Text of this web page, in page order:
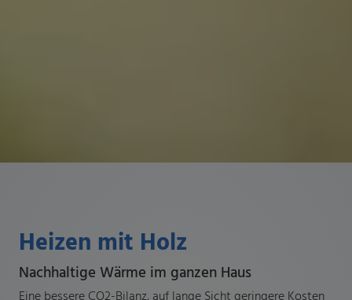
Heizen mit Holz
Nachhaltige Wärme im ganzen Haus
Eine bessere CO2-Bilanz, auf lange Sicht geringere Kosten